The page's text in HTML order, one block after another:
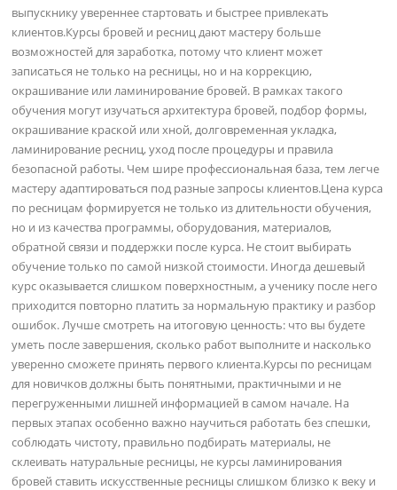
выпускнику увереннее стартовать и быстрее привлекать
клиентов.Курсы бровей и ресниц дают мастеру больше
возможностей для заработка, потому что клиент может
записаться не только на ресницы, но и на коррекцию,
окрашивание или ламинирование бровей. В рамках такого
обучения могут изучаться архитектура бровей, подбор формы,
окрашивание краской или хной, долговременная укладка,
ламинирование ресниц, уход после процедуры и правила
безопасной работы. Чем шире профессиональная база, тем легче
мастеру адаптироваться под разные запросы клиентов.Цена курса
по ресницам формируется не только из длительности обучения,
но и из качества программы, оборудования, материалов,
обратной связи и поддержки после курса. Не стоит выбирать
обучение только по самой низкой стоимости. Иногда дешевый
курс оказывается слишком поверхностным, а ученику после него
приходится повторно платить за нормальную практику и разбор
ошибок. Лучше смотреть на итоговую ценность: что вы будете
уметь после завершения, сколько работ выполните и насколько
уверенно сможете принять первого клиента.Курсы по ресницам
для новичков должны быть понятными, практичными и не
перегруженными лишней информацией в самом начале. На
первых этапах особенно важно научиться работать без спешки,
соблюдать чистоту, правильно подбирать материалы, не
склеивать натуральные ресницы, не курсы ламинирования
бровей ставить искусственные ресницы слишком близко к веку и